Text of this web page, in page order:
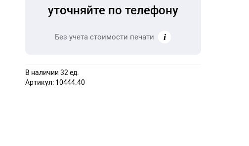
уточняйте по телефону
Без учета стоимости печати
В наличии 32 ед.
Артикул: 10444.40